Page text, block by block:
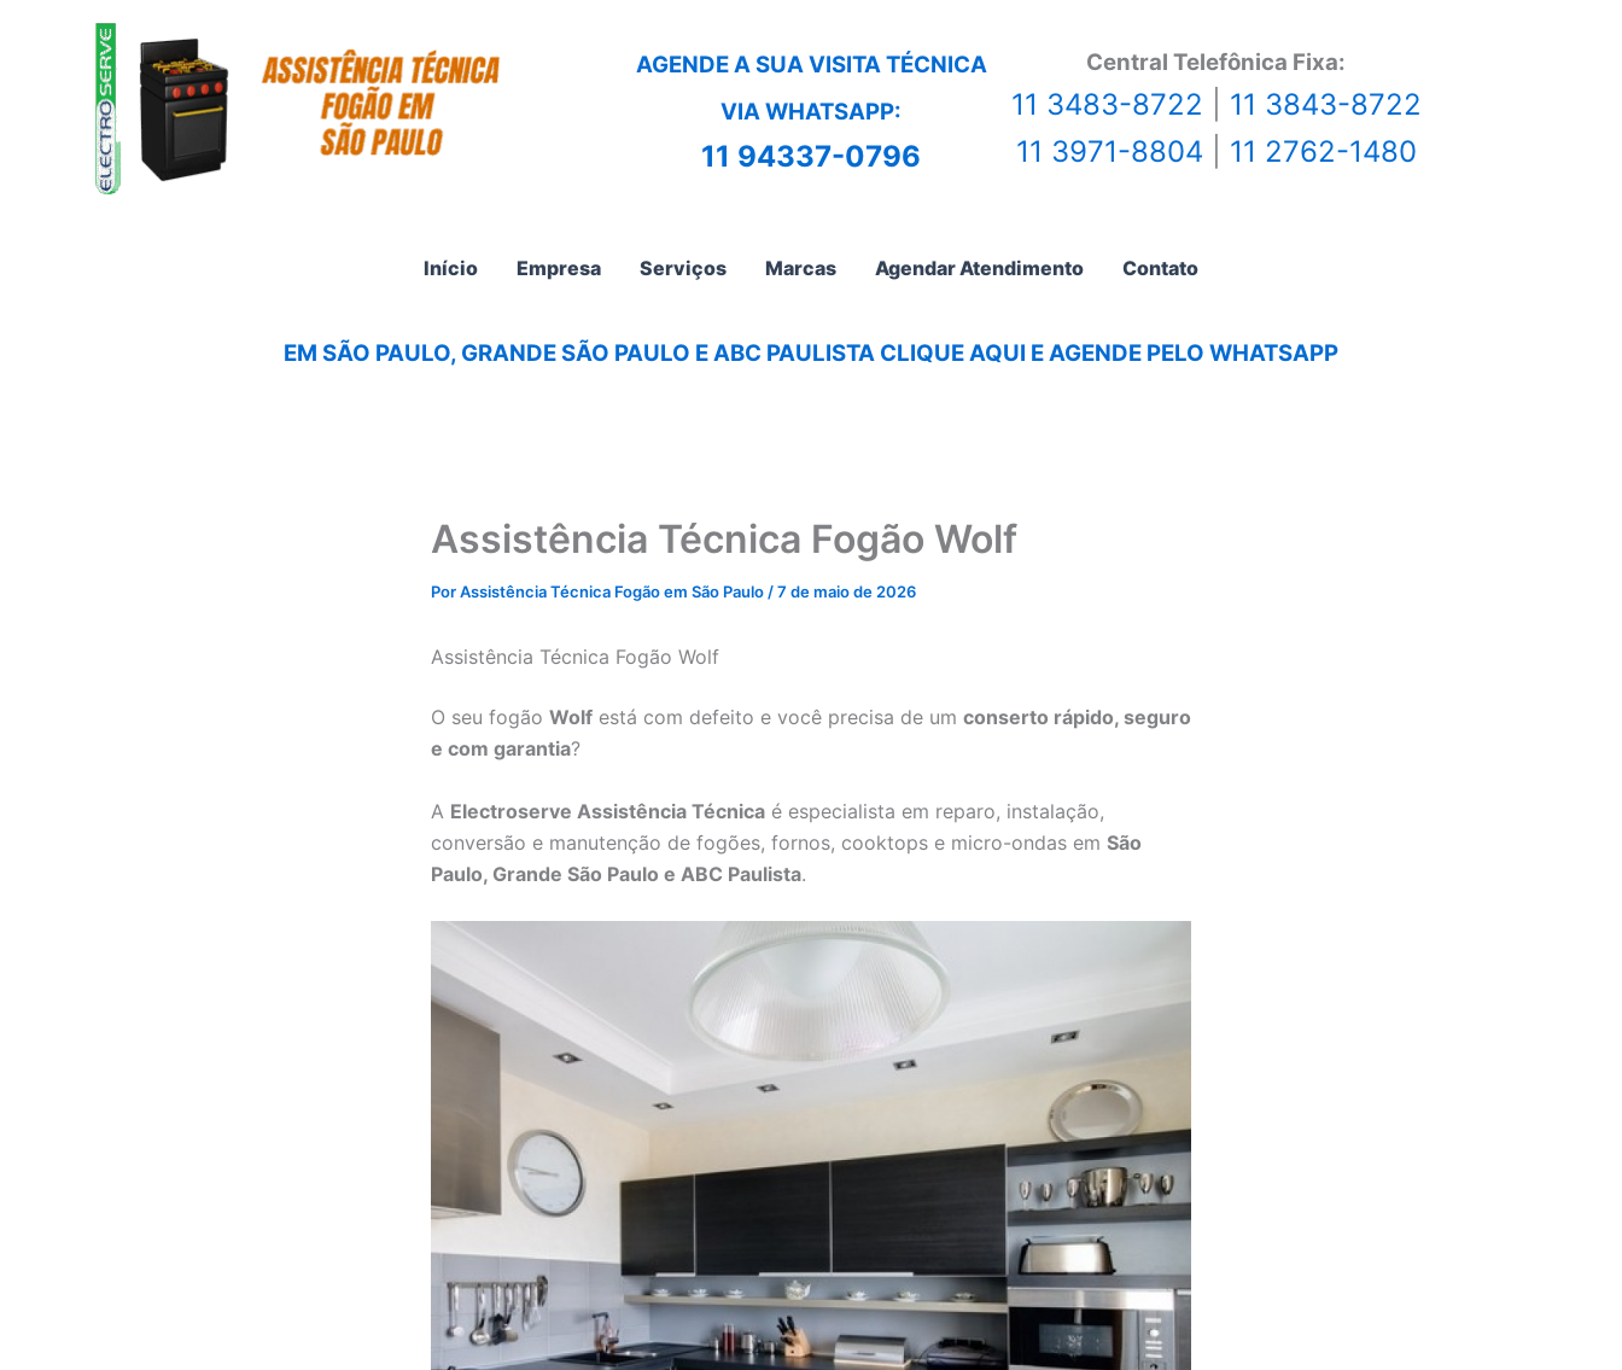
AGENDE A SUA VISITA TÉCNICA
VIA WHATSAPP:
11 94337-0796
Central Telefônica Fixa:
11 3483-8722
11 3843-8722
11 3971-8804
11 2762-1480
Início Empresa Serviços Marcas Agendar Atendimento Contato
EM SÃO PAULO, GRANDE SÃO PAULO E ABC PAULISTA CLIQUE AQUI E AGENDE PELO WHATSAPP
Assistência Técnica Fogão Wolf
PorAssistência Técnica Fogão em São Paulo/7 de maio de 2026
Assistência Técnica Fogão Wolf
O seu fogão Wolf está com defeito e você precisa de um conserto rápido, seguro
e com garantia?
A Electroserve Assistência Técnica é especialista em reparo, instalação,
conversão e manutenção de fogões, fornos, cooktops e micro-ondas em São
Paulo, Grande São Paulo e ABC Paulista.